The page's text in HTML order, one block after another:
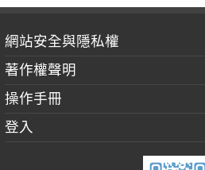
網站安全與隱私權
著作權聲明
操作手冊
登入